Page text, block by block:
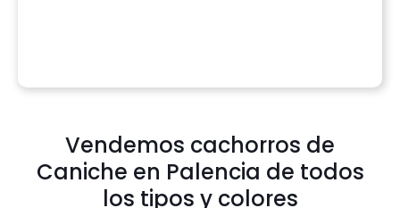
Vendemos cachorros de
Caniche en Palencia de todos
los tipos y colores